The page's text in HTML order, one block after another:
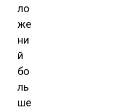
ло
же
ни
й
бо
ль
ше